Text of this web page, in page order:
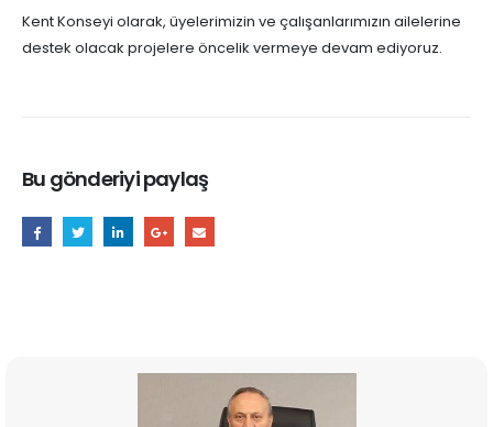
Kent Konseyi olarak, üyelerimizin ve çalışanlarımızın ailelerine
destek olacak projelere öncelik vermeye devam ediyoruz.
Bu gönderiyi paylaş